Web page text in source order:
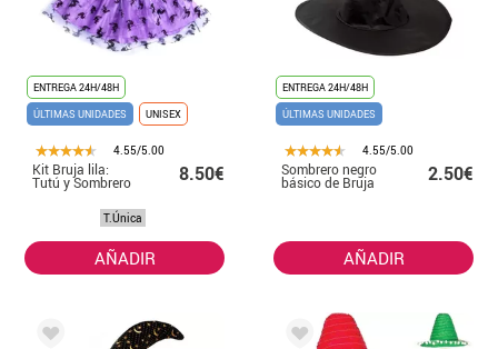
ENTREGA 24H/48H
ÚLTIMAS UNIDADES
UNISEX
4.55/5.00
Kit Bruja lila:
Tutú y Sombrero 8.50€
T.Única
AÑADIR
ENTREGA 24H/48H
ÚLTIMAS UNIDADES
4.55/5.00
Sombrero negro
básico de Bruja 2.50€
AÑADIR